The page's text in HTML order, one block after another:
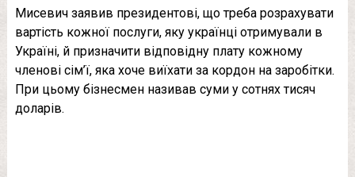
Мисевич заявив президентові, що треба розрахувати
вартість кожної послуги, яку українці отримували в
Україні, й призначити відповідну плату кожному
членові сім’ї, яка хоче виїхати за кордон на заробітки.
При цьому бізнесмен називав суми у сотнях тисяч
доларів.